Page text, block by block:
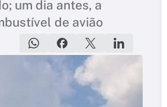
um dia antes, a
de avião